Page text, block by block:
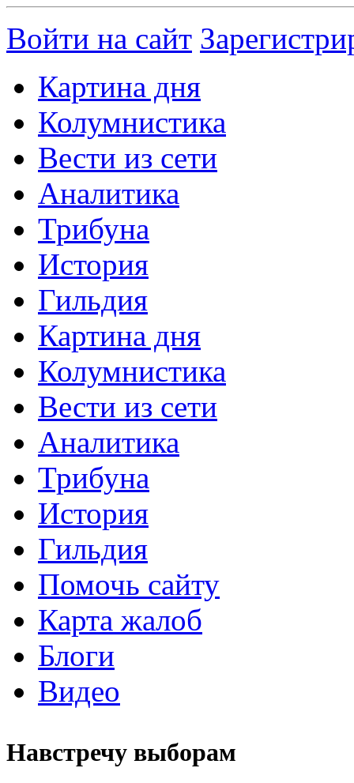
Войти на сайт
Картина дня
Колумнистика
Вести из сети
Аналитика
Трибуна
История
Гильдия
Картина дня
Колумнистика
Вести из сети
Аналитика
Трибуна
История
Гильдия
Помочь сайту
Карта жалоб
Блоги
Видео
Навстречу выборам